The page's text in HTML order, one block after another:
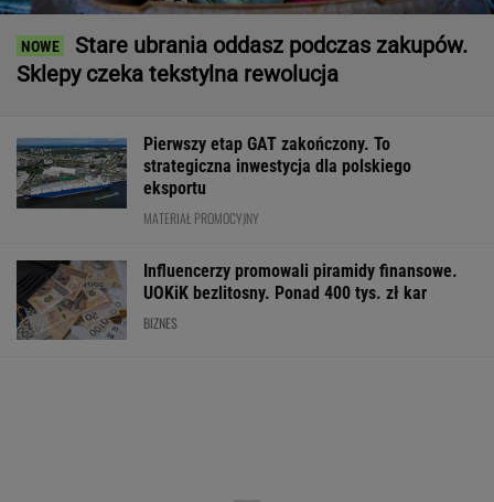
Stare ubrania oddasz podczas zakupów.
Sklepy czeka tekstylna rewolucja
Pierwszy etap GAT zakończony. To
strategiczna inwestycja dla polskiego
eksportu
MATERIAŁ PROMOCYJNY
Influencerzy promowali piramidy finansowe.
UOKiK bezlitosny. Ponad 400 tys. zł kar
BIZNES